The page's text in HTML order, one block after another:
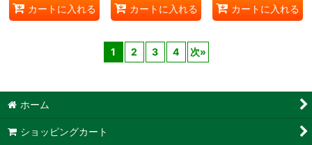
カートに入れる カートに入れる カートに入れる
1 2 3 4 次»
ホーム
ショッピングカート